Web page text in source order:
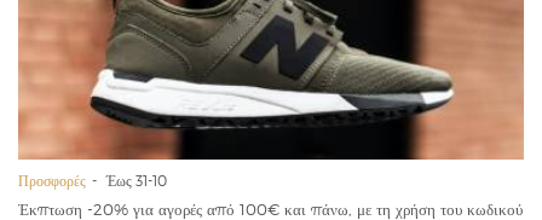
Προσφορές Έως 31-10
Έκπτωση -20% για αγορές από 100€ και πάνω, με τη χρήση του κωδικού